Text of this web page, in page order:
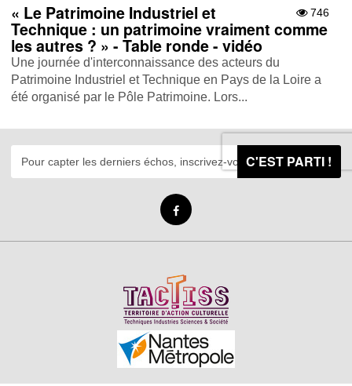
746
« Le Patrimoine Industriel et
Technique : un patrimoine vraiment comme
les autres ? » - Table ronde - vidéo
Une journée d'interconnaissance des acteurs du
Patrimoine Industriel et Technique en Pays de la Loire a
été organisé par le Pôle Patrimoine. Lors...
C'EST PARTI !